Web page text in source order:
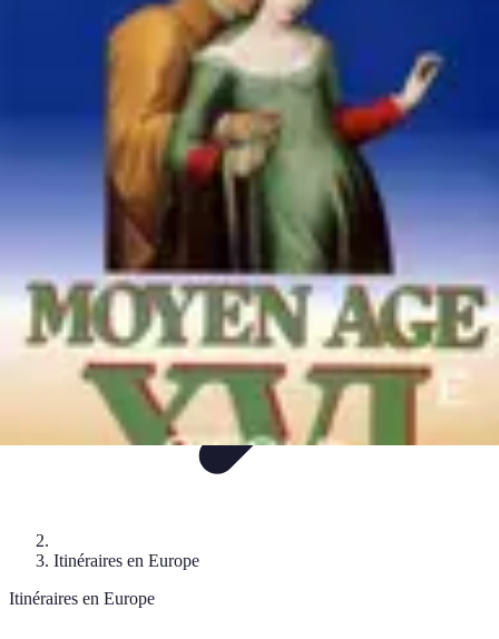
Itinéraires Insolites
Transport DestinationsRandonnéeTendances
Itinéraires Insolites
Itinéraires en Europe
Itinéraires en Europe